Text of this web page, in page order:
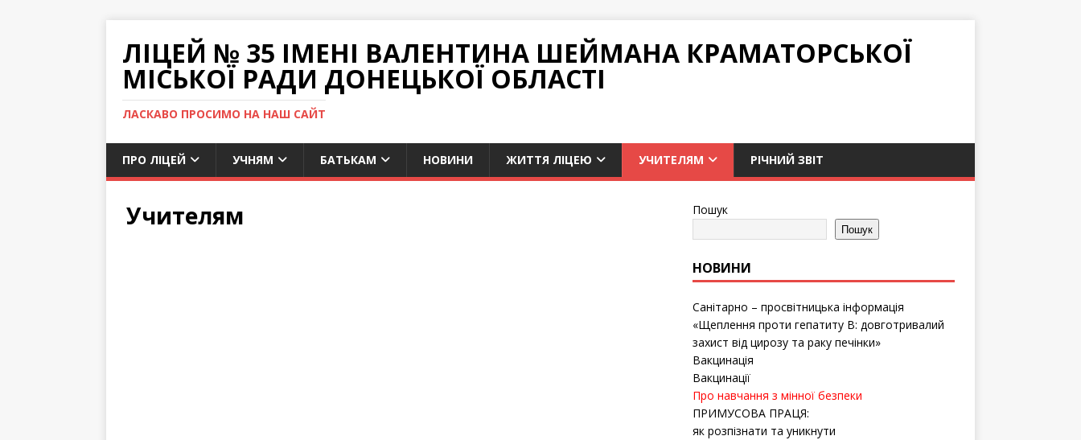
ЛІЦЕЙ № 35 ІМЕНІ ВАЛЕНТИНА ШЕЙМАНА КРАМАТОРСЬКОЇ
МІСЬКОЇ РАДИ ДОНЕЦЬКОЇ ОБЛАСТІ
ЛАСКАВО ПРОСИМО НА НАШ САЙТ
ПРО ЛІЦЕЙ УЧНЯМ БАТЬКАМ НОВИНИ ЖИТТЯ ЛІЦЕЮ УЧИТЕЛЯМ РІЧНИЙ ЗВІТ
Учителям Пошук
Пошук
НОВИНИ
Санітарно – просвітницька інформація
«Щеплення проти гепатиту B: довготривалий
захист від цирозу та раку печінки»
Вакцинація
Вакцинації
Про навчання з мінної безпеки
ПРИМУСОВА ПРАЦЯ:
як розпізнати та уникнути